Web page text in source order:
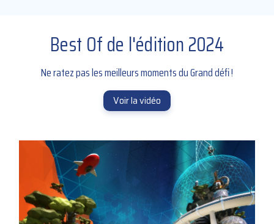
Best Of de l'édition 2024
Ne ratez pas les meilleurs moments du Grand défi !
Voir la vidéo